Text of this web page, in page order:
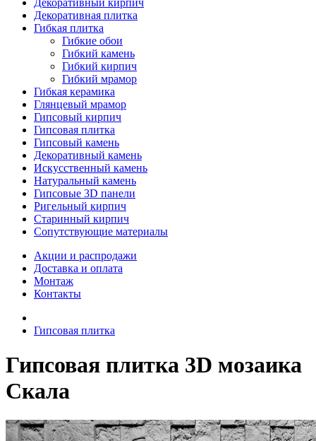
Декоративный кирпич
Декоративная плитка
Гибкая плитка
Гибкие обои
Гибкий камень
Гибкий кирпич
Гибкий мрамор
Гибкая керамика
Глянцевый мрамор
Гипсовый кирпич
Гипсовая плитка
Гипсовый камень
Декоративный камень
Искусственный камень
Натуральный камень
Гипсовые 3D панели
Ригельный кирпич
Старинный кирпич
Сопутствующие материалы
Акции и распродажи
Доставка и оплата
Монтаж
Контакты
Гипсовая плитка
Гипсовая плитка 3D мозаика
Скала